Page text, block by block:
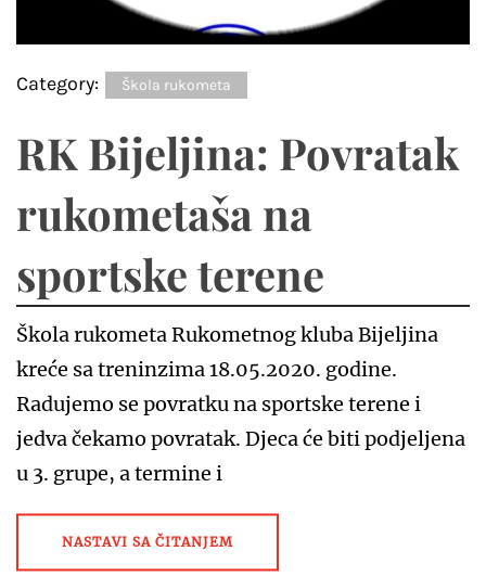
Category: Škola rukometa
RK Bijeljina: Povratak
rukometaša na
sportske terene
Škola rukometa Rukometnog kluba Bijeljina
kreće sa treninzima 18.05.2020. godine.
Radujemo se povratku na sportske terene i
jedva čekamo povratak. Djeca će biti podjeljena
u 3. grupe, a termine i
NASTAVI SA ČITANJEM